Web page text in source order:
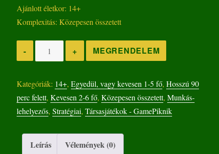
Ajánlott életkor: 14+
Komplexitás: Közepesen összetett
-
Agyaghadsereg
mennyiség
+ MEGRENDELEM
Kategóriák: 14+,Egyedül, vagy kevesen 1-5 fő,Hosszú 90
perc felett,Kevesen 2-6 fő,Közepesen összetett,Munkás-
lehelyezős,Stratégiai,Társasjátékok - GamePiknik
Leírás Vélemények (0)